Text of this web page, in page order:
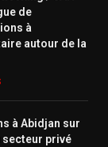
de
à
autour de la
à Abidjan sur
secteur privé